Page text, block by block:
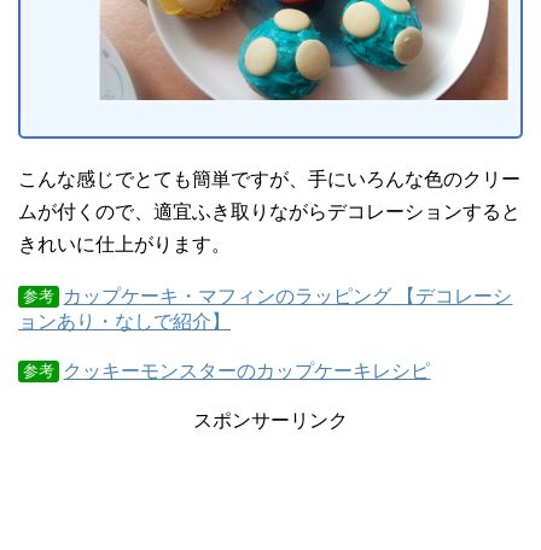
こんな感じでとても簡単ですが、手にいろんな色のクリー
ムが付くので、適宜ふき取りながらデコレーションすると
きれいに仕上がります。
参考
カップケーキ・マフィンのラッピング 【デコレーシ
ョンあり・なしで紹介】
参考 クッキーモンスターのカップケーキレシピ
スポンサーリンク